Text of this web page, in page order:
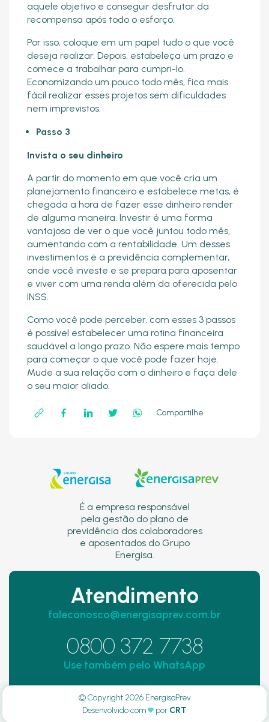
aquele objetivo e conseguir desfrutar da
recompensa após todo o esforço.
Por isso, coloque em um papel tudo o que você
deseja realizar. Depois, estabeleça um prazo e
comece a trabalhar para cumpri-lo.
Economizando um pouco todo mês, fica mais
fácil realizar esses projetos sem dificuldades
nem imprevistos.
Passo 3
Invista o seu dinheiro
A partir do momento em que você cria um
planejamento financeiro e estabelece metas, é
chegada a hora de fazer esse dinheiro render
de alguma maneira. Investir é uma forma
vantajosa de ver o que você juntou todo mês,
aumentando com a rentabilidade. Um desses
investimentos é a previdência complementar,
onde você investe e se prepara para aposentar
e viver com uma renda além da oferecida pelo
INSS.
Como você pode perceber, com esses 3 passos
é possível estabelecer uma rotina financeira
saudável a longo prazo. Não espere mais tempo
para começar o que você pode fazer hoje.
Mude a sua relação com o dinheiro e faça dele
o seu maior aliado.
Compartilhe
É a empresa responsável
pela gestão do plano de
previdência dos colaboradores
e aposentados do Grupo
Energisa.
Atendimento
faleconosco@energisaprev.com.br
0800 372 7738
Use também pelo WhatsApp
© Copyright 2026 EnergisaPrev
Desenvolvido com
por CRT